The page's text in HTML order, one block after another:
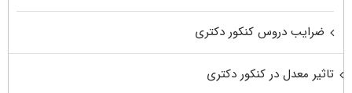
ضرایب دروس کنکور دکتری
تاثیر معدل در کنکور دکتری